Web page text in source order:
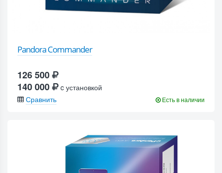
Pandora Commander
126 500
140 000
c установкой
Сравнить
Есть в наличии